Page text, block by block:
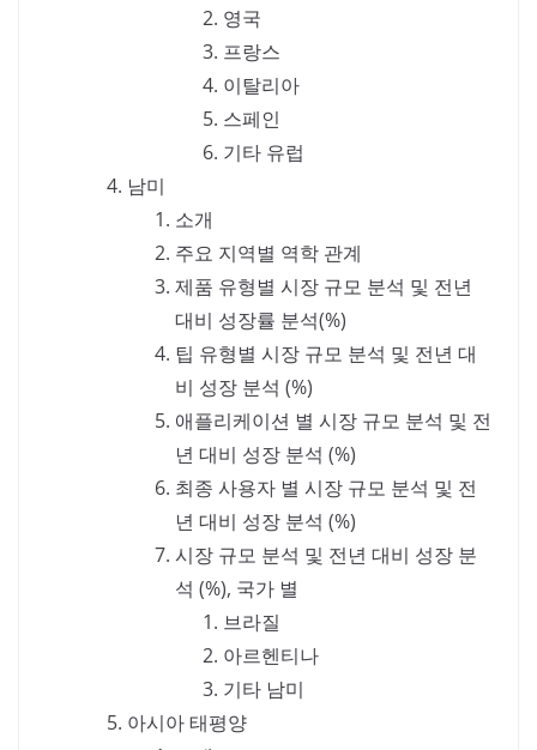
영국
프랑스
이탈리아
스페인
기타 유럽
남미
소개
주요 지역별 역학 관계
제품 유형별 시장 규모 분석 및 전년
대비 성장률 분석(%)
팁 유형별 시장 규모 분석 및 전년 대
비 성장 분석 (%)
애플리케이션 별 시장 규모 분석 및 전
년 대비 성장 분석 (%)
최종 사용자 별 시장 규모 분석 및 전
년 대비 성장 분석 (%)
시장 규모 분석 및 전년 대비 성장 분
석 (%), 국가 별
브라질
아르헨티나
기타 남미
아시아 태평양